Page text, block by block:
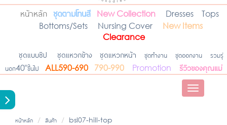
หน้าหลัก ชุดตามโทนสี New Collection Dresses
Tops
Bottoms/Sets
Nursing Cover
New Items
Clearance
ชุดแบบซิป ชุดแหวกข้าง ชุดแหวกหน้า ชุดทำงาน ชุดออกงาน
รวมรุ่
นอก40"ขึ้นไป
ALL590-690 790-990 Promotion รีวิวของคุณแม่
Toggle
หน้าหลัก สินค้า bsl07-hill-top